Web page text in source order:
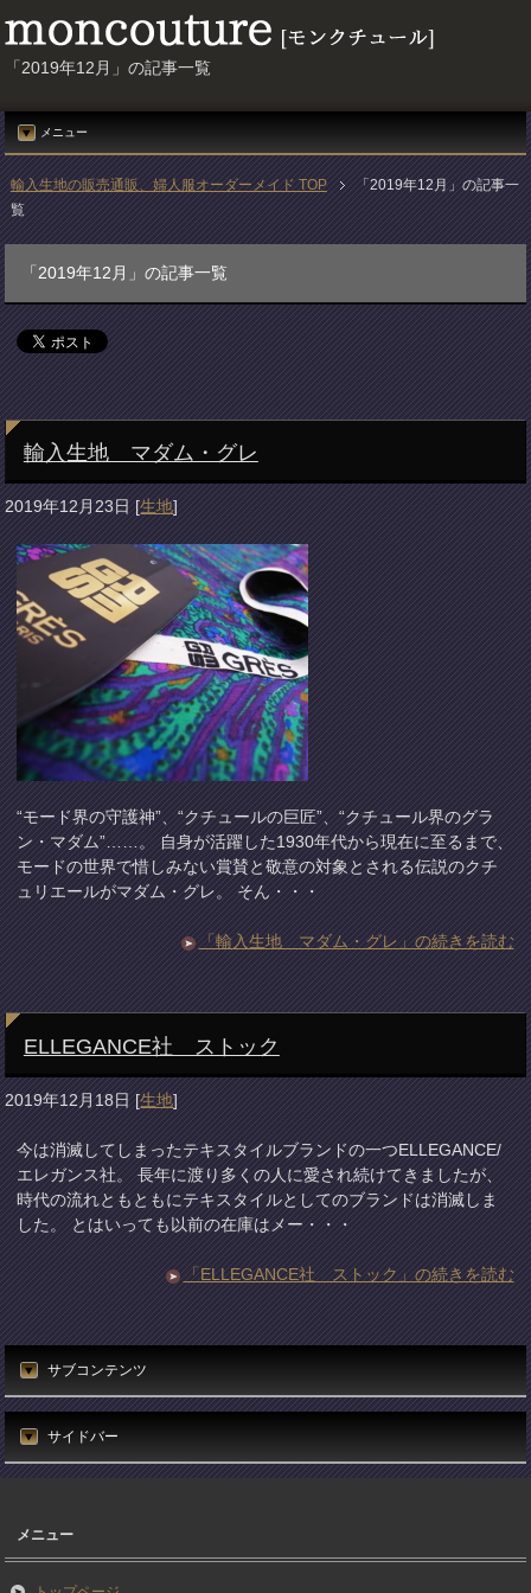
「2019年12月」の記事一覧
メニュー
輸入生地の販売通販、婦人服オーダーメイド TOP
「2019年12月」の記事一
覧
「2019年12月」の記事一覧
輸入生地 マダム・グレ
2019年12月23日 [生地]
“モード界の守護神”、“クチュールの巨匠”、“クチュール界のグラ
ン・マダム”……。 自身が活躍した1930年代から現在に至るまで、
モードの世界で惜しみない賞賛と敬意の対象とされる伝説のクチ
ュリエールがマダム・グレ。 そん・・・
「輸入生地 マダム・グレ」の続きを読む
ELLEGANCE社 ストック
2019年12月18日 [生地]
今は消滅してしまったテキスタイルブランドの一つELLEGANCE/
エレガンス社。 長年に渡り多くの人に愛され続けてきましたが、
時代の流れともともにテキスタイルとしてのブランドは消滅しま
した。 とはいっても以前の在庫はメー・・・
「ELLEGANCE社 ストック」の続きを読む
サブコンテンツ
サイドバー
メニュー